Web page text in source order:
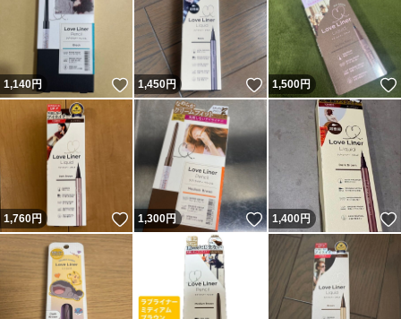
1,140円 いいね！
1,450円 いいね！
1,500円
1,760円 いいね！
1,300円 いいね！
1,400円